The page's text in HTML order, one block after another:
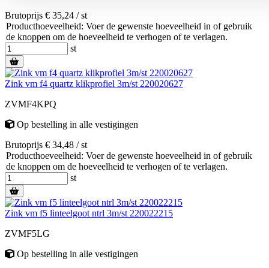
Brutoprijs € 35,24 / st
Producthoeveelheid: Voer de gewenste hoeveelheid in of gebruik
de knoppen om de hoeveelheid te verhogen of te verlagen.
st
Zink vm f4 quartz klikprofiel 3m/st 220020627
ZVMF4KPQ
Op bestelling in alle vestigingen
Brutoprijs € 34,48 / st
Producthoeveelheid: Voer de gewenste hoeveelheid in of gebruik
de knoppen om de hoeveelheid te verhogen of te verlagen.
st
Zink vm f5 linteelgoot ntrl 3m/st 220022215
ZVMF5LG
Op bestelling in alle vestigingen